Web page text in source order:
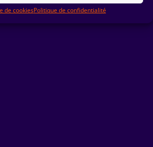
de cookiesPolitique de confidentialité